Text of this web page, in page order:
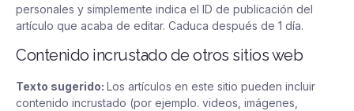
personales y simplemente indica el ID de publicación del
artículo que acaba de editar. Caduca después de 1 día.
Contenido incrustado de otros sitios web
Texto sugerido: Los artículos en este sitio pueden incluir
contenido incrustado (por ejemplo. videos, imágenes,